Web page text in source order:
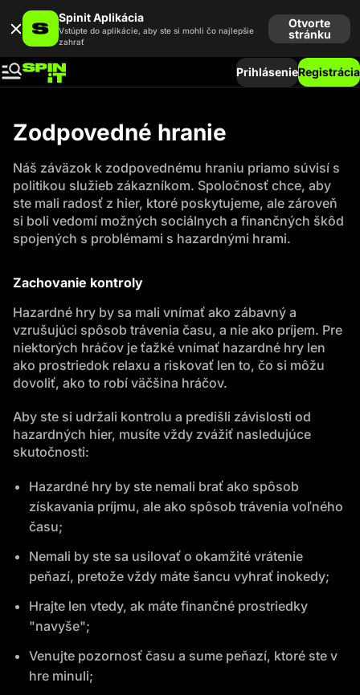
Spinit Aplikácia
Vstúpte do aplikácie, aby ste si mohli čo najlepšie
zahrať
Otvorte
stránku
PrihlásenieRegistrácia
Zodpovedné hranie
Náš záväzok k zodpovednému hraniu priamo súvisí s
politikou služieb zákazníkom. Spoločnosť chce, aby
ste mali radosť z hier, ktoré poskytujeme, ale zároveň
si boli vedomí možných sociálnych a finančných škôd
spojených s problémami s hazardnými hrami.
Zachovanie kontroly
Hazardné hry by sa mali vnímať ako zábavný a
vzrušujúci spôsob trávenia času, a nie ako príjem. Pre
niektorých hráčov je ťažké vnímať hazardné hry len
ako prostriedok relaxu a riskovať len to, čo si môžu
dovoliť, ako to robí väčšina hráčov.
Aby ste si udržali kontrolu a predišli závislosti od
hazardných hier, musíte vždy zvážiť nasledujúce
skutočnosti:
Hazardné hry by ste nemali brať ako spôsob
získavania príjmu, ale ako spôsob trávenia voľného
času;
Nemali by ste sa usilovať o okamžité vrátenie
peňazí, pretože vždy máte šancu vyhrať inokedy;
Hrajte len vtedy, ak máte finančné prostriedky
"navyše";
Venujte pozornosť času a sume peňazí, ktoré ste v
hre minuli;